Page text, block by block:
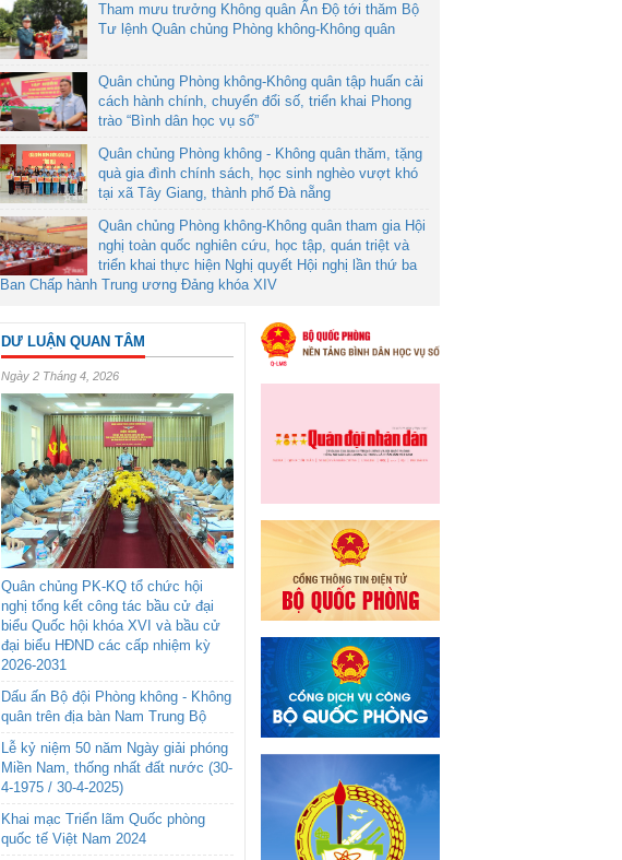
Tham mưu trưởng Không quân Ấn Độ tới thăm Bộ
Tư lệnh Quân chủng Phòng không-Không quân
Quân chủng Phòng không-Không quân tập huấn cải
cách hành chính, chuyển đổi số, triển khai Phong
trào “Bình dân học vụ số”
Quân chủng Phòng không - Không quân thăm, tặng
quà gia đình chính sách, học sinh nghèo vượt khó
tại xã Tây Giang, thành phố Đà nẵng
Quân chủng Phòng không-Không quân tham gia Hội
nghị toàn quốc nghiên cứu, học tập, quán triệt và
triển khai thực hiện Nghị quyết Hội nghị lần thứ ba
Ban Chấp hành Trung ương Đảng khóa XIV
DƯ LUẬN QUAN TÂM
Ngày 2 Tháng 4, 2026
Quân chủng PK-KQ tổ chức hội
nghị tổng kết công tác bầu cử đại
biểu Quốc hội khóa XVI và bầu cử
đại biểu HĐND các cấp nhiệm kỳ
2026-2031
Dấu ấn Bộ đội Phòng không - Không
quân trên địa bàn Nam Trung Bộ
Lễ kỷ niệm 50 năm Ngày giải phóng
Miền Nam, thống nhất đất nước (30-
4-1975 / 30-4-2025)
Khai mạc Triển lãm Quốc phòng
quốc tế Việt Nam 2024